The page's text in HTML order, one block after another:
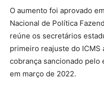
O aumento foi aprovado
Nacional de Política
reúne os secretários
primeiro reajuste do ICMS
cobrança sancionado
em março de 2022.